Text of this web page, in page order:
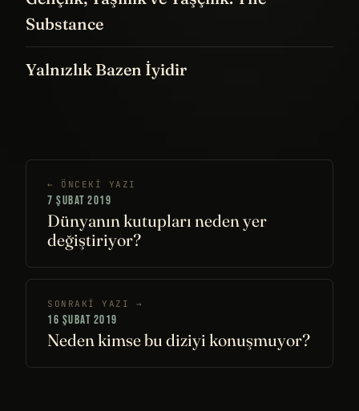
Substance
Yalnızlık Bazen İyidir
← ÖNCEKI YAZI
7 ŞUBAT 2019
Dünyanın kutupları neden yer
değiştiriyor?
SONRAKI YAZI →
16 ŞUBAT 2019
Neden kimse bu diziyi konuşmuyor?